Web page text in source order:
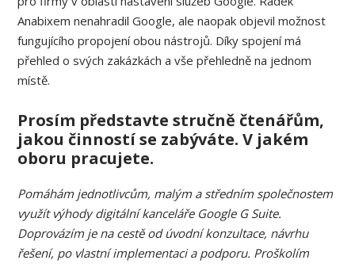
Anabixem nenahradil Google, ale naopak objevil možnost
fungujícího propojení obou nástrojů. Díky spojení má
přehled o svých zakázkách a vše přehledně na jednom
místě.
Prosím představte stručně čtenářům,
jakou činností se zabýváte. V jakém
oboru pracujete.
Pomáhám jednotlivcům, malým a středním společnostem
využít výhody digitální kanceláře Google G Suite.
Doprovázím je na cestě od úvodní konzultace, návrhu
řešení, po vlastní implementaci a podporu. Proškolím